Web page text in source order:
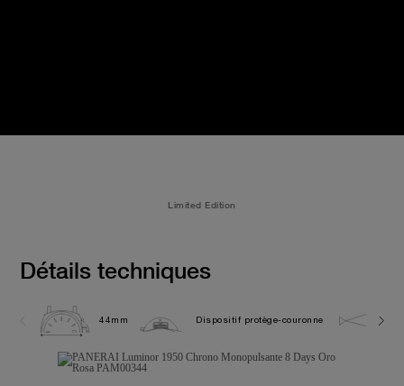
Limited Edition
Détails techniques
44mm Dispositif protège-couronne